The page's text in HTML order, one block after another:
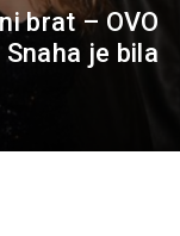
brat – OVO
je bila